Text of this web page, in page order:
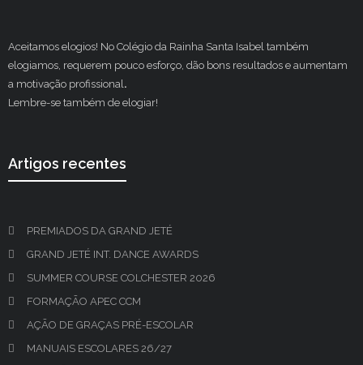
Aceitamos elogios! No Colégio da Rainha Santa Isabel também
elogiamos, requerem pouco esforço, dão bons resultados e aumentam
a motivação profissional.
Lembre-se também de elogiar!
Artigos recentes
PREMIADOS DA GRAND JETÉ
GRAND JETÉ INT. DANCE AWARDS
SUMMER COURSE COLCHESTER 2026
FORMAÇÃO APEC CCM
AÇÃO DE GRAÇAS PRÉ-ESCOLAR
MANUAIS ESCOLARES 26/27